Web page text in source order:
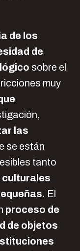
de los
de
sobre el
muy
las
se están
tanto
. El
proceso de
de objetos